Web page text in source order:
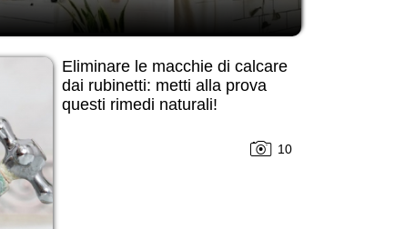
Eliminare le macchie di calcare
dai rubinetti: metti alla prova
questi rimedi naturali!
10